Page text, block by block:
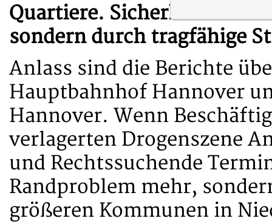
Quartiere. Sicherheit
sondern durch tragfähige
Anlass sind die Berichte
Hauptbahnhof Hannover
Hannover. Wenn
verlagerten Drogenszene
und Rechtssuchende
Randproblem mehr,
größeren Kommunen in